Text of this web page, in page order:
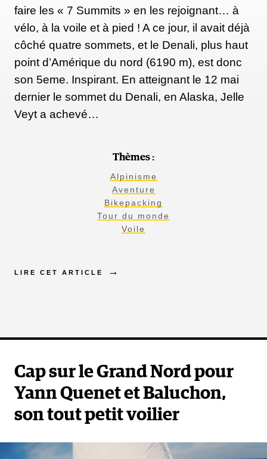
faire les « 7 Summits » en les rejoignant… à
vélo, à la voile et à pied ! A ce jour, il avait déjà
côché quatre sommets, et le Denali, plus haut
point d’Amérique du nord (6190 m), est donc
son 5eme. Inspirant. En atteignant le 12 mai
dernier le sommet du Denali, en Alaska, Jelle
Veyt a achevé…
Thèmes :
Alpinisme
Aventure
Bikepacking
Tour du monde
Voile
LIRE CET ARTICLE
Cap sur le Grand Nord pour
Yann Quenet et Baluchon,
son tout petit voilier